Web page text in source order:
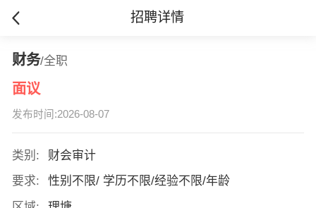
招聘详情
财务/全职
面议
发布时间:2026-08-07
类别:
财会审计
要求:
性别不限/ 学历不限/经验不限/年龄